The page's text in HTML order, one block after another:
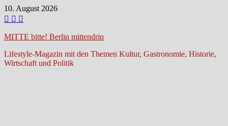
Zum
Inhalt
10. August 2026
MITTE bitte! Berlin mittendrin
Lifestyle-Magazin mit den Themen Kultur, Gastronomie, Historie,
Wirtschaft und Politik